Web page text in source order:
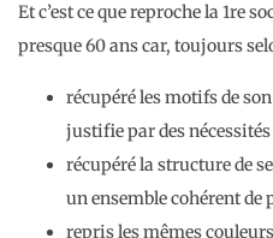
Et c’est ce que reproche la 1re
presque 60 ans car, toujours
récupéré les motifs de
justifie par des
récupéré la structure de
un ensemble cohérent de
repris les mêmes